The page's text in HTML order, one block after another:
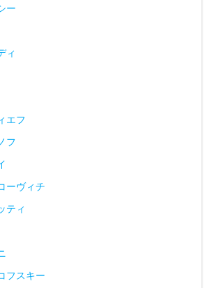
ー
ィ
エフ
フ
ーヴィチ
ティ
フスキー